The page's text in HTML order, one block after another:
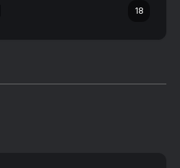
18